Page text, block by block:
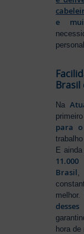
e
Brasil
Na
para o
E
Brasil
hora de